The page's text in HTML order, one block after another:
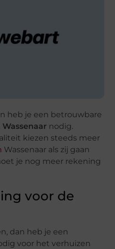
heb je een betrouwbare
nodig.
kiezen steeds meer
Wassenaar als zij gaan
je nog meer rekening
voor de
dan heb je een
voor het verhuizen